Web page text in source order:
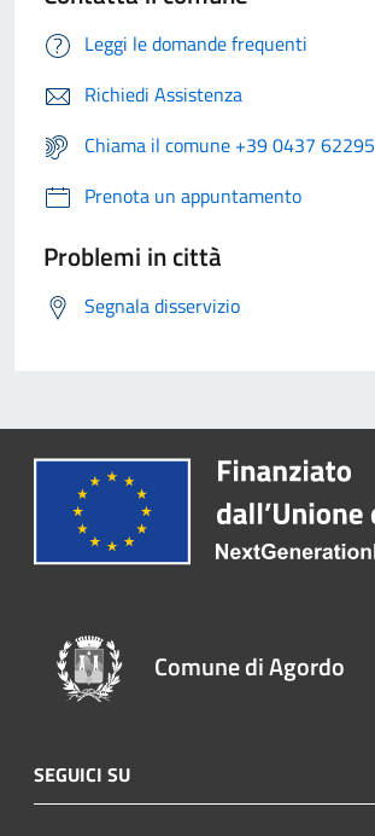
Leggi le domande frequenti
Richiedi Assistenza
Chiama il comune +39 0437 62295
Prenota un appuntamento
Problemi in città
Segnala disservizio
Comune di Agordo
SEGUICI SU